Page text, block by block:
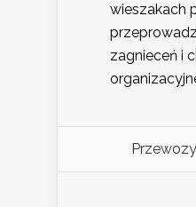
wieszakach
zagnieceń i